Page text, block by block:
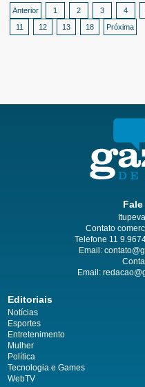
Anterior 1 2 3 4
11
12 13 18 Próxima
Contato
Telefone 11
Email:
Email:
Editoriais
Notícias
Esportes
Entretenimento
Mulher
Política
Tecnologia e Games
WebTV